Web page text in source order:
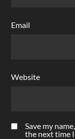
Email
Website
Save my
the next time